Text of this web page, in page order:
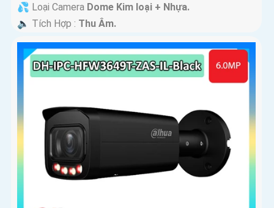
💦 Loại Camera Dome Kim loại + Nhựa.
️🔈 Tích Hợp : Thu Âm.